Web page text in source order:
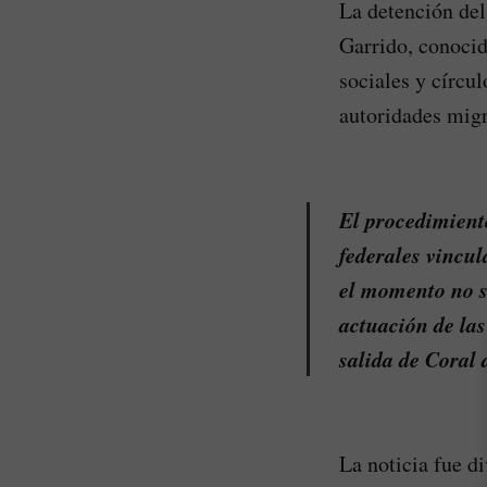
La detención
Garrido,
sociales y
autoridades
El
federales
el momento no
actuación de
salida de
La noticia fue